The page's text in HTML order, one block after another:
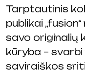
Tarptautinis
publikai
savo originalių
kūryba –
saviraiškos